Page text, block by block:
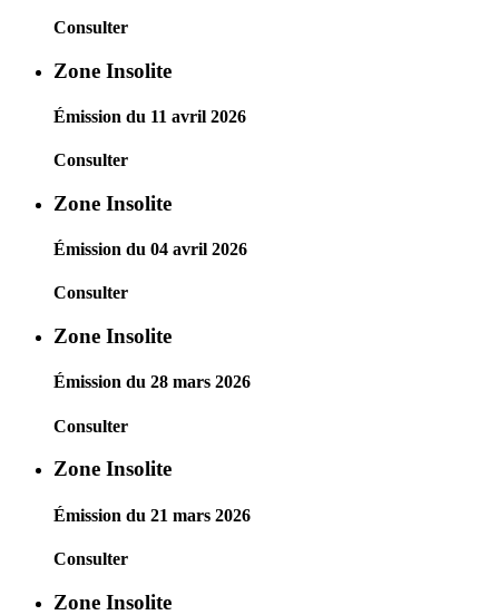
Consulter
Zone Insolite
Émission du 11 avril 2026
Consulter
Zone Insolite
Émission du 04 avril 2026
Consulter
Zone Insolite
Émission du 28 mars 2026
Consulter
Zone Insolite
Émission du 21 mars 2026
Consulter
Zone Insolite